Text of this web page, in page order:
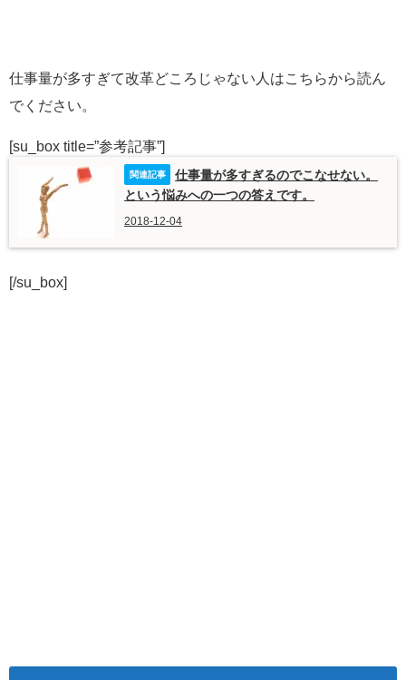
仕事量が多すぎて改革どころじゃない人はこちらから読ん
でください。
[su_box title=”参考記事”]
仕事量が多すぎるのでこなせない。
という悩みへの一つの答えです。
2018-12-04
[/su_box]